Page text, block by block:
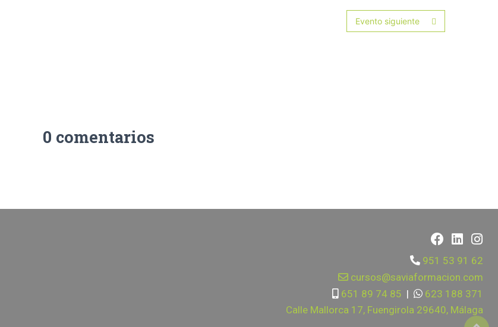
Evento siguiente
0 comentarios
951 53 91 62
cursos@saviaformacion.com
651 89 74 85 |
623 188 371
Calle Mallorca 17, Fuengirola 29640, Málaga